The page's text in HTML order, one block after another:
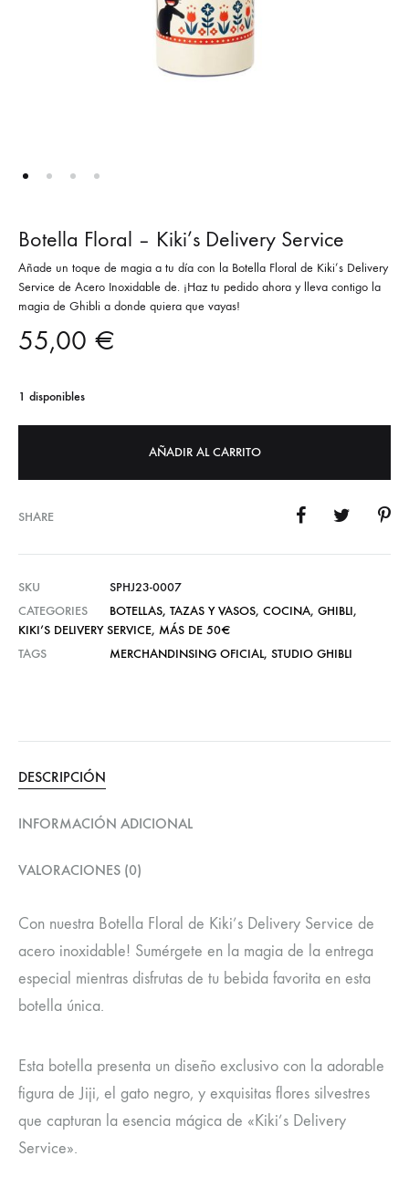
Botella Floral – Kiki’s Delivery Service
Añade un toque de magia a tu día con la Botella Floral de Kiki’s Delivery
Service de Acero Inoxidable de. ¡Haz tu pedido ahora y lleva contigo la
magia de Ghibli a donde quiera que vayas!
55,00 €
1 disponibles
AÑADIR AL CARRITO
SHARE
SKU
SPHJ23-0007
CATEGORIES
BOTELLAS, TAZAS Y VASOS, COCINA, GHIBLI,
KIKI’S DELIVERY SERVICE, MÁS DE 50€
TAGS
MERCHANDINSING OFICIAL, STUDIO GHIBLI
DESCRIPCIÓN
INFORMACIÓN ADICIONAL
VALORACIONES (0)
Con nuestra Botella Floral de Kiki’s Delivery Service de
acero inoxidable! Sumérgete en la magia de la entrega
especial mientras disfrutas de tu bebida favorita en esta
botella única.
Esta botella presenta un diseño exclusivo con la adorable
figura de Jiji, el gato negro, y exquisitas flores silvestres
que capturan la esencia mágica de «Kiki’s Delivery
Service».